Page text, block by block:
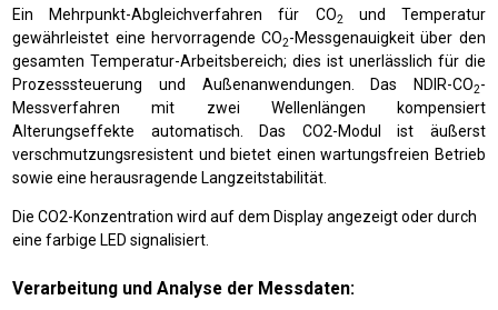
Ein Mehrpunkt-Abgleichverfahren für CO2
und Temperatur
gewährleistet eine hervorragende CO2-Messgenauigkeit über den
gesamten Temperatur-Arbeitsbereich; dies ist unerlässlich für die
Prozesssteuerung und Außenanwendungen. Das NDIR-CO2-
Messverfahren mit zwei Wellenlängen kompensiert
Alterungseffekte automatisch. Das CO2-Modul ist äußerst
verschmutzungsresistent und bietet einen wartungsfreien Betrieb
sowie eine herausragende Langzeitstabilität.
Die CO2-Konzentration wird auf dem Display angezeigt oder durch
eine farbige LED signalisiert.
Verarbeitung und Analyse der Messdaten: